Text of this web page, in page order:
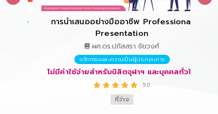
การนำเสนออย่างมืออาชีพ Professional
Presentation
ผศ.ดร.ปภัสสรา ชัยวงศ์
นวัตกรรมและความเป็นผู้ประกอบการ
ไม่มีค่าใช้จ่ายสำหรับนิสิตจุฬาฯ และบุคคลทั่วไป
5.0
ที่ว่าง